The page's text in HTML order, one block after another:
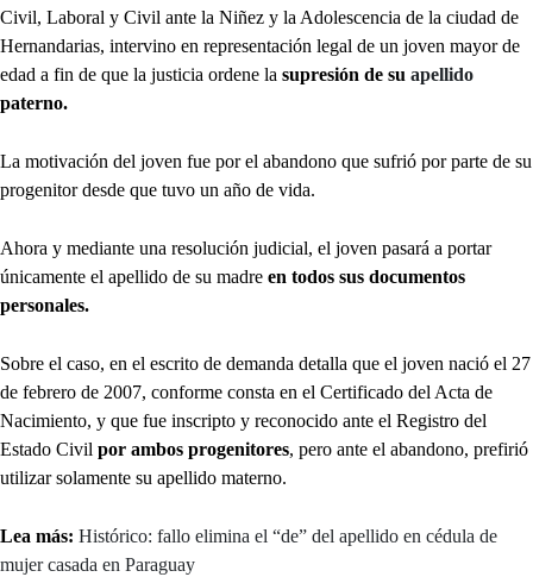
Civil, Laboral y Civil ante la Niñez y la Adolescencia de la ciudad de
Hernandarias, intervino en representación legal de un joven mayor de
edad a fin de que la justicia ordene la supresión de su apellido
paterno.
La motivación del joven fue por el abandono que sufrió por parte de su
progenitor desde que tuvo un año de vida.
Ahora y mediante una resolución judicial, el joven pasará a portar
únicamente el apellido de su madre en todos sus documentos
personales.
Sobre el caso, en el escrito de demanda detalla que el joven nació el 27
de febrero de 2007, conforme consta en el Certificado del Acta de
Nacimiento, y que fue inscripto y reconocido ante el Registro del
Estado Civil por ambos progenitores, pero ante el abandono, prefirió
utilizar solamente su apellido materno.
Lea más: Histórico: fallo elimina el “de” del apellido en cédula de
mujer casada en Paraguay